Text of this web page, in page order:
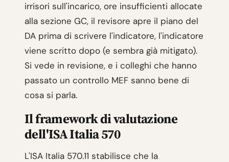
irrisori sull'incarico, ore insufficienti allocate
alla sezione GC, il revisore apre il piano del
DA prima di scrivere l'indicatore, l'indicatore
viene scritto dopo (e sembra già mitigato).
Si vede in revisione, e i colleghi che hanno
passato un controllo MEF sanno bene di
cosa si parla.
Il framework di valutazione
dell'ISA Italia 570
L'ISA Italia 570.11 stabilisce che la